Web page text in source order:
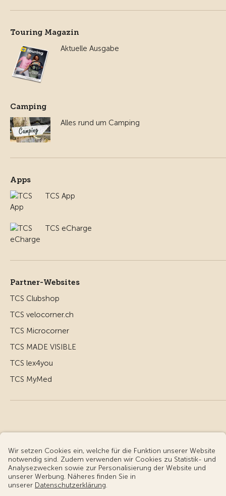
Touring Magazin
Aktuelle Ausgabe
Camping
Alles rund um Camping
Apps
TCS App
TCS eCharge
Partner-Websites
TCS Clubshop
TCS velocorner.ch
TCS Microcorner
TCS MADE VISIBLE
TCS lex4you
TCS MyMed
© Touring Club Schweiz